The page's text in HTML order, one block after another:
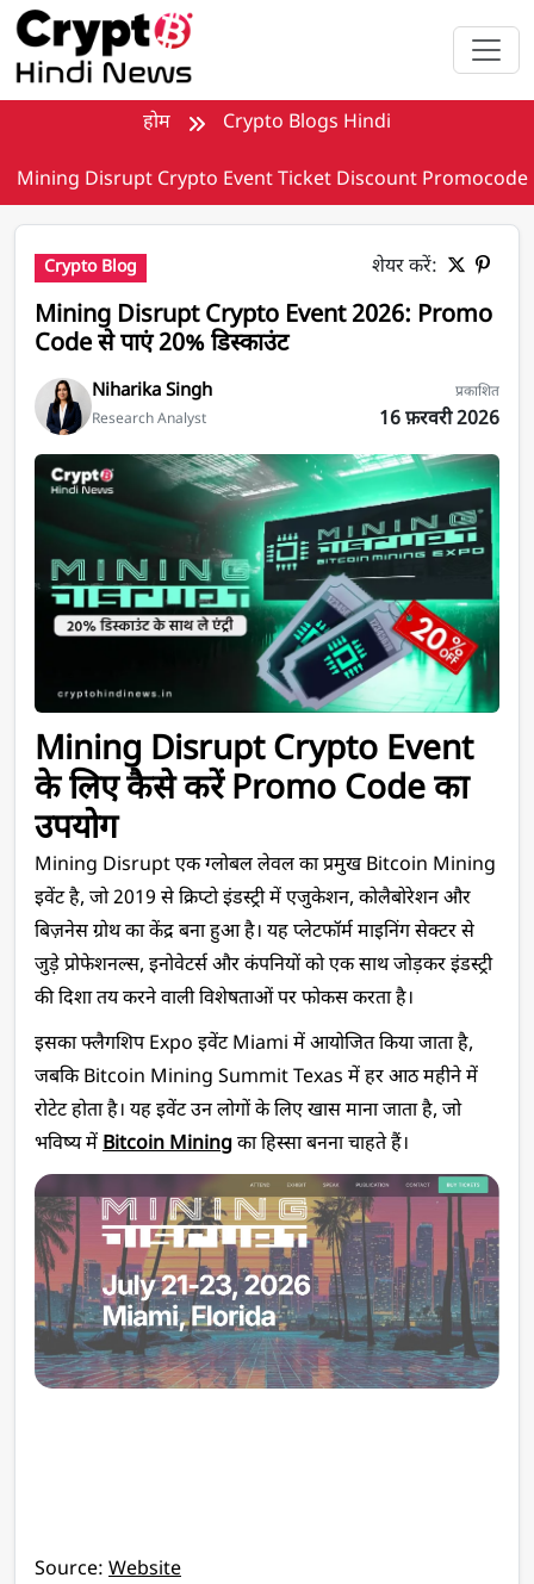
मुख्य सामग्री पर जाएँ
होम Crypto Blogs Hindi
Mining Disrupt Crypto Event Ticket Discount Promocode
Crypto Blog शेयर करें:
Mining Disrupt Crypto Event 2026: Promo
Code से पाएं 20% डिस्काउंट
Niharika Singh
Research Analyst
प्रकाशित
16 फ़रवरी 2026
Mining Disrupt
Mining Disrupt Crypto Event
के लिए कैसे करें Promo Code का
उपयोग
Mining Disrupt एक ग्लोबल लेवल का प्रमुख Bitcoin Mining
इवेंट है, जो 2019 से क्रिप्टो इंडस्ट्री में एजुकेशन, कोलैबोरेशन और
बिज़नेस ग्रोथ का केंद्र बना हुआ है। यह प्लेटफॉर्म माइनिंग सेक्टर से
जुड़े प्रोफेशनल्स, इनोवेटर्स और कंपनियों को एक साथ जोड़कर इंडस्ट्री
की दिशा तय करने वाली विशेषताओं पर फोकस करता है।
इसका फ्लैगशिप Expo इवेंट Miami में आयोजित किया जाता है,
जबकि Bitcoin Mining Summit Texas में हर आठ महीने में
रोटेट होता है। यह इवेंट उन लोगों के लिए खास माना जाता है, जो
भविष्य में Bitcoin Mining का हिस्सा बनना चाहते हैं।
Source: Website